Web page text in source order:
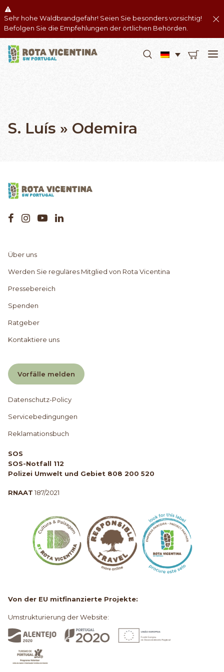
Sehr hohe Waldbrandgefahr! Seien Sie besonders vorsichtig!
Befolgen Sie die Empfehlungen der örtlichen Behörden.
S. Luís » Odemira
Über uns
Werden Sie reguläres Mitglied von Rota Vicentina
Pressebereich
Spenden
Ratgeber
Kontaktiere uns
Vorfälle melden
Datenschutz-Policy
Servicebedingungen
Reklamationsbuch
SOS
SOS-Notfall 112
Polizei Umwelt und Gebiet 808 200 520
RNAAT 187/2021
Von der EU mitfinanzierte Projekte:
Umstrukturierung der Website: